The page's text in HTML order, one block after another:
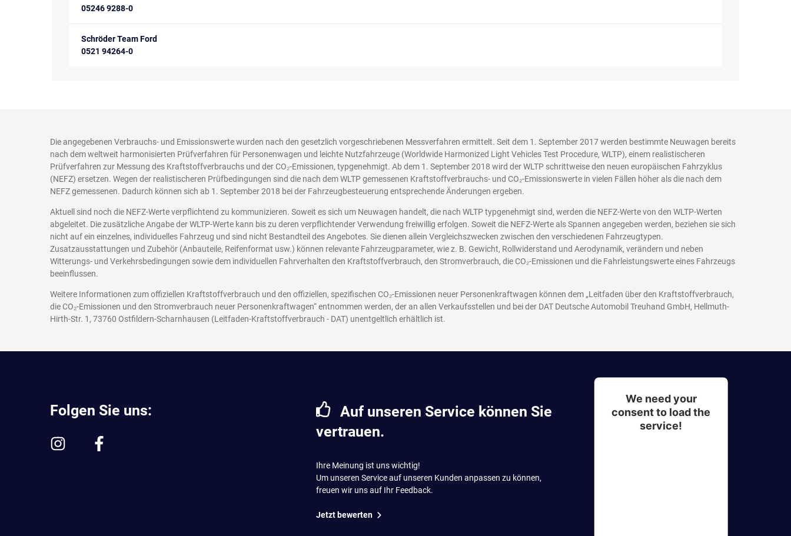
05246 9288-0
Schröder Team Ford
0521 94264-0
Die angegebenen Verbrauchs- und Emissionswerte wurden nach den gesetzlich vorgeschriebenen Messverfahren ermittelt. Seit dem 1. September 2017 werden bestimmte Neuwagen bereits
nach dem weltweit harmonisierten Prüfverfahren für Personenwagen und leichte Nutzfahrzeuge (Worldwide Harmonized Light Vehicles Test Procedure, WLTP), einem realistischeren
Prüfverfahren zur Messung des Kraftstoffverbrauchs und der CO₂-Emissionen, typgenehmigt. Ab dem 1. September 2018 wird der WLTP schrittweise den neuen europäischen Fahrzyklus
(NEFZ) ersetzen. Wegen der realistischeren Prüfbedingungen sind die nach dem WLTP gemessenen Kraftstoffverbrauchs- und CO₂-Emissionswerte in vielen Fällen höher als die nach dem
NEFZ gemessenen. Dadurch können sich ab 1. September 2018 bei der Fahrzeugbesteuerung entsprechende Änderungen ergeben.
Aktuell sind noch die NEFZ-Werte verpflichtend zu kommunizieren. Soweit es sich um Neuwagen handelt, die nach WLTP typgenehmigt sind, werden die NEFZ-Werte von den WLTP-Werten
abgeleitet. Die zusätzliche Angabe der WLTP-Werte kann bis zu deren verpflichtender Verwendung freiwillig erfolgen. Soweit die NEFZ-Werte als Spannen angegeben werden, beziehen sie sich
nicht auf ein einzelnes, individuelles Fahrzeug und sind nicht Bestandteil des Angebotes. Sie dienen allein Vergleichszwecken zwischen den verschiedenen Fahrzeugtypen.
Zusatzausstattungen und Zubehör (Anbauteile, Reifenformat usw.) können relevante Fahrzeugparameter, wie z. B. Gewicht, Rollwiderstand und Aerodynamik, verändern und neben
Witterungs- und Verkehrsbedingungen sowie dem individuellen Fahrverhalten den Kraftstoffverbrauch, den Stromverbrauch, die CO₂-Emissionen und die Fahrleistungswerte eines Fahrzeugs
beeinflussen.
Weitere Informationen zum offiziellen Kraftstoffverbrauch und den offiziellen, spezifischen CO₂-Emissionen neuer Personenkraftwagen können dem „Leitfaden über den Kraftstoffverbrauch,
die CO₂-Emissionen und den Stromverbrauch neuer Personenkraftwagen“ entnommen werden, der an allen Verkaufsstellen und bei der DAT Deutsche Automobil Treuhand GmbH, Hellmuth-
Hirth-Str. 1, 73760 Ostfildern-Scharnhausen (Leitfaden-Kraftstoffverbrauch - DAT) unentgeltlich erhältlich ist.
Folgen Sie uns:
Auf unseren Service können Sie
vertrauen.
Ihre Meinung ist uns wichtig!
Um unseren Service auf unseren Kunden anpassen zu können,
freuen wir uns auf Ihr Feedback.
Jetzt bewerten
We need your
consent to load the
service!